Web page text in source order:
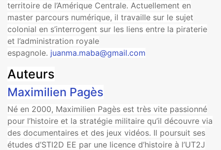
territoire de l’Amérique Centrale. Actuellement en
master parcours numérique, il travaille sur le sujet
colonial en s’interrogent sur les liens entre la piraterie
et l’administration royale
espagnole. juanma.maba@gmail.com
Auteurs
Maximilien Pagès
Né en 2000, Maximilien Pagès est très vite passionné
pour l’histoire et la stratégie militaire qu’il découvre via
des documentaires et des jeux vidéos. Il poursuit ses
études d’STI2D EE par une licence d’histoire à l’UT2J